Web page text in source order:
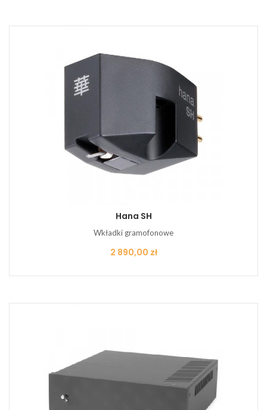
Hana SH
Wkładki gramofonowe
Cena
2 890,00 zł